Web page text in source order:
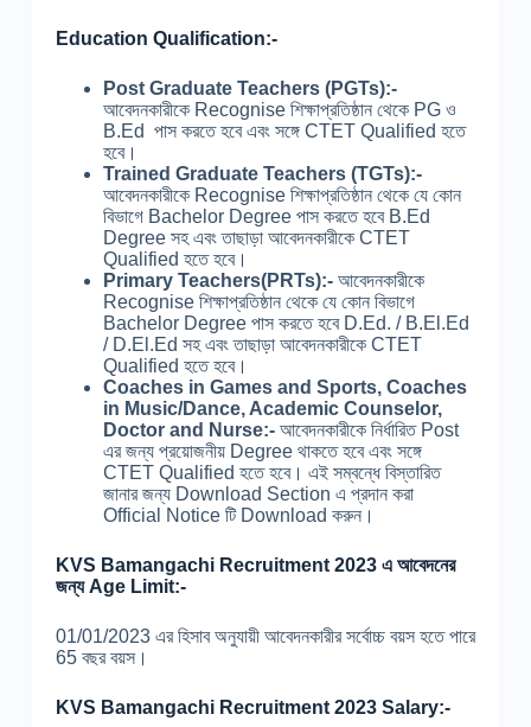
Education Qualification:-
Post Graduate Teachers (PGTs):-
আবেদনকারীকে Recognise শিক্ষাপ্রতিষ্ঠান থেকে PG ও
B.Ed পাস করতে হবে এবং সঙ্গে CTET Qualified হতে
হবে।
Trained Graduate Teachers (TGTs):-
আবেদনকারীকে Recognise শিক্ষাপ্রতিষ্ঠান থেকে যে কোন
বিভাগে Bachelor Degree পাস করতে হবে B.Ed
Degree সহ এবং তাছাড়া আবেদনকারীকে CTET
Qualified হতে হবে।
Primary Teachers(PRTs):- আবেদনকারীকে
Recognise শিক্ষাপ্রতিষ্ঠান থেকে যে কোন বিভাগে
Bachelor Degree পাস করতে হবে D.Ed. / B.El.Ed
/ D.El.Ed সহ এবং তাছাড়া আবেদনকারীকে CTET
Qualified হতে হবে।
Coaches in Games and Sports, Coaches
in Music/Dance, Academic Counselor,
Doctor and Nurse:- আবেদনকারীকে নির্ধারিত Post
এর জন্য প্রয়োজনীয় Degree থাকতে হবে এবং সঙ্গে
CTET Qualified হতে হবে। এই সম্বন্ধে বিস্তারিত
জানার জন্য Download Section এ প্রদান করা
Official Notice টি Download করুন।
KVS Bamangachi Recruitment 2023 এ আবেদনের
জন্য Age Limit:-
01/01/2023 এর হিসাব অনুযায়ী আবেদনকারীর সর্বোচ্চ বয়স হতে পারে
65 বছর বয়স।
KVS Bamangachi Recruitment 2023 Salary:-